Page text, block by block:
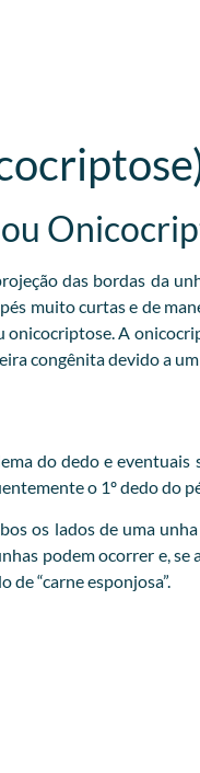
das bordas da
muito curtas e de
A
congênita devido a
do dedo e
o 1º dedo do
os lados de uma
podem ocorrer e,
“carne esponjosa”.